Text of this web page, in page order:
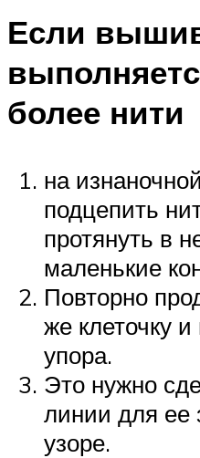
Если
более нити
на
подцепить
протянуть в
маленькие
Повторно
же клеточку
упора.
Это нужно
линии для ее
узоре.